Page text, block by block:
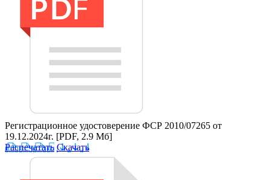
Регистрационное удостоверение ФСР 2010/07265 от
19.12.2024г. [PDF, 2.9 Мб]
Распечатать Скачать